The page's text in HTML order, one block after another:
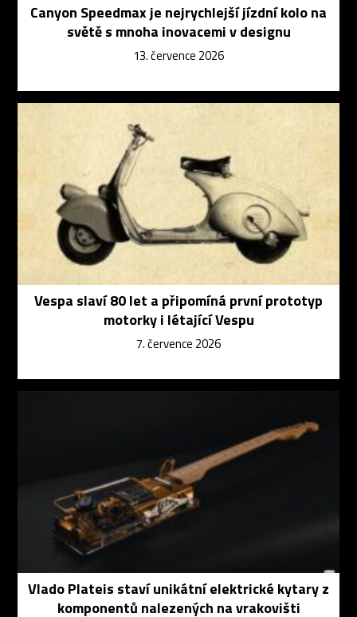
Canyon Speedmax je nejrychlejší jízdní kolo na
světě s mnoha inovacemi v designu
13. července 2026
Vespa slaví 80 let a připomíná první prototyp
motorky i létající Vespu
7. července 2026
Vlado Plateis staví unikátní elektrické kytary z
komponentů nalezených na vrakovišti